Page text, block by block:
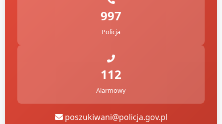
997
Policja
112
Alarmowy
poszukiwani@policja.gov.pl